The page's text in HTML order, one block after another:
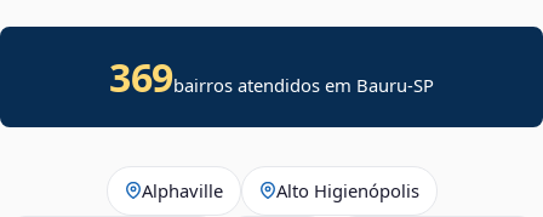
369bairros atendidos em Bauru-SP
Alphaville Alto Higienópolis